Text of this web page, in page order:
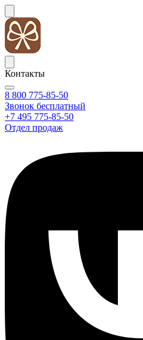
Контакты
8 800 775-85-50
Звонок бесплатный
+7 495 775-85-50
Отдел продаж